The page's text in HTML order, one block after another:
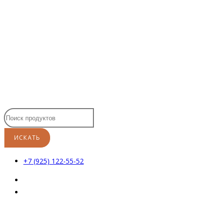
+7 (925) 122-55-52